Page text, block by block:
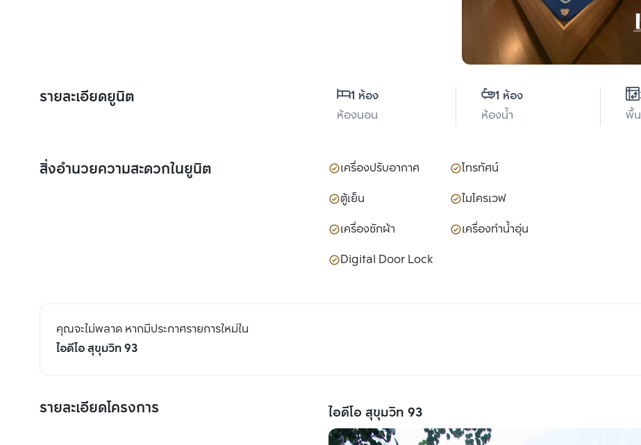
รายละเอียดยูนิต
1 ห้อง
ห้องนอน
1 ห้อง
ห้องน้ำ
พื้
สิ่งอำนวยความสะดวกในยูนิต เครื่องปรับอากาศ
โทรทัศน์
ตู้เย็น
ไมโครเวฟ
เครื่องซักผ้า
เครื่องทำน้ำอุ่น
Digital Door Lock
คุณจะไม่พลาด หากมีประกาศรายการใหม่ใน
ไอดีโอ สุขุมวิท 93
รายละเอียดโครงการ ไอดีโอ สุขุมวิท 93